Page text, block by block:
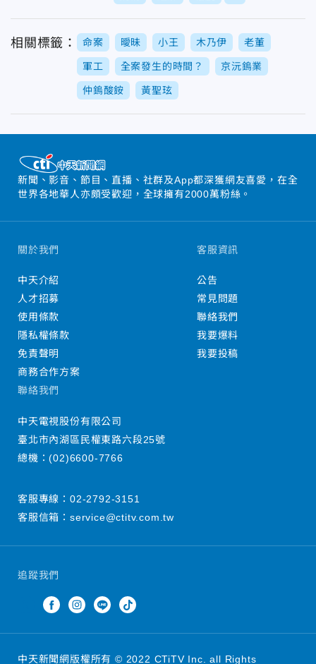
相關標籤： 命案 曖昧 小王 木乃伊 老董
軍工 全案發生的時間？ 京沅鎢業
仲鎢酸銨 黃聖玹
新聞、影音、節目、直播、社群及App都深獲網友喜愛，在全
世界各地華人亦頗受歡迎，全球擁有2000萬粉絲。
追蹤我們
關於我們
中天介紹
人才招募
使用條款
隱私權條款
免責聲明
商務合作方案
客服資訊
公告
常見問題
聯絡我們
我要爆料
我要投稿
聯絡我們
中天電視股份有限公司
臺北市內湖區民權東路六段25號
總機：(02)6600-7766
客服專線： 02-2792-3151
客服信箱： service@ctitv.com.tw
中天新聞網版權所有 © 2022 CTiTV Inc. all Rights